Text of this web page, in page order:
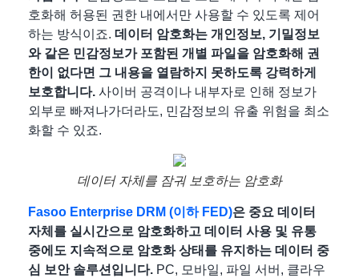
호화해 허용된 권한 내에서만 사용할 수 있도록 제어
하는 방식이죠. 데이터 암호화는 개인정보, 기밀정보
와 같은 민감정보가 포함된 개별 파일을 암호화해 권
한이 없다면 그 내용을 열람하지 못하도록 강력하게
보호합니다. 사이버 공격이나 내부자로 인해 정보가
외부로 빠져나가더라도, 민감정보의 유출 위험을 최소
화할 수 있죠.
데이터 자체를 잠궈 보호하는 암호화
Fasoo Enterprise DRM (이하 FED)은 중요 데이터
자체를 실시간으로 암호화하고 데이터 사용 및 유통
중에도 지속적으로 암호화 상태를 유지하는 데이터 중
심 보안 솔루션 입니다. PC, 모바일, 파일 서버, 클라우